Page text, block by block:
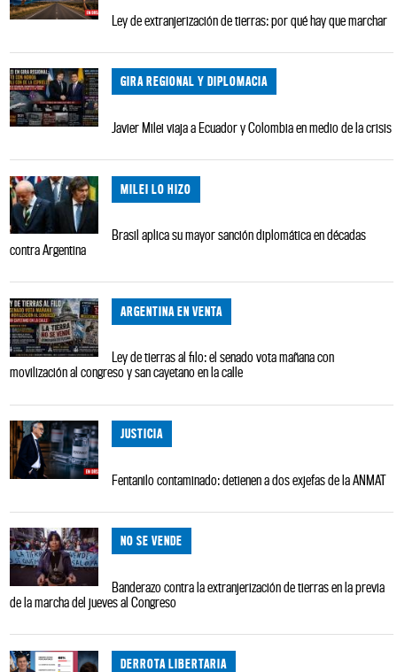
Ley de extranjerización de tierras: por qué hay que marchar
GIRA REGIONAL Y DIPLOMACIA
Javier Milei viaja a Ecuador y Colombia en medio de la crisis
MILEI LO HIZO
Brasil aplica su mayor sanción diplomática en décadas
contra Argentina
ARGENTINA EN VENTA
Ley de tierras al filo: el senado vota mañana con
movilización al congreso y san cayetano en la calle
JUSTICIA
Fentanilo contaminado: detienen a dos exjefas de la ANMAT
NO SE VENDE
Banderazo contra la extranjerización de tierras en la previa
de la marcha del jueves al Congreso
DERROTA LIBERTARIA